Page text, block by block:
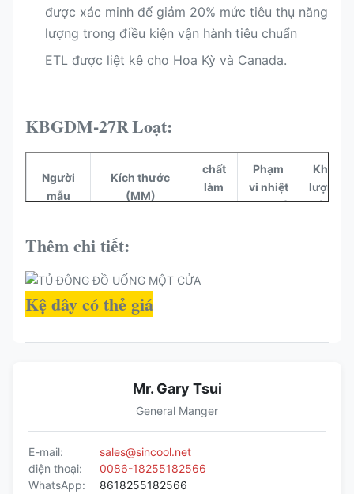
được xác minh để giảm 20% mức tiêu thụ năng
lượng trong điều kiện vận hành tiêu chuẩn
ETL được liệt kê cho Hoa Kỳ và Canada.​
KBGDM-27RLoạt:
Người
mẫu
Kích thước
(MM)
chất
làm
lạnh
Phạm
vi nhiệt
độ (° C)
Khối
lượng
(L)
KBGDM-
27F
Thêm chi tiết:
Kệ dây có thẻ giá
Mr. Gary Tsui
General Manger
E-mail:
sales@sincool.net
điện thoại:
0086-18255182566
WhatsApp:
8618255182566